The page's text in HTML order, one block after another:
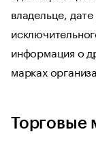
владельце,
информация о
марках
Торговые